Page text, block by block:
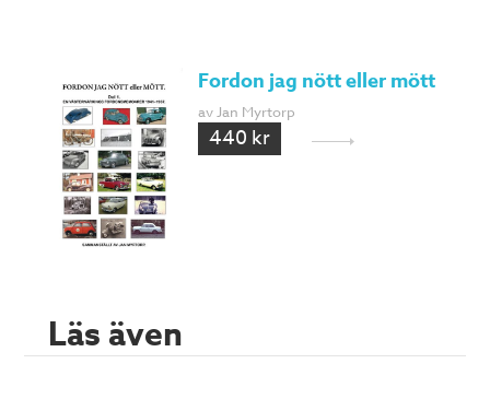
Fordon jag nött eller mött
av Jan Myrtorp
440 kr
Läs även